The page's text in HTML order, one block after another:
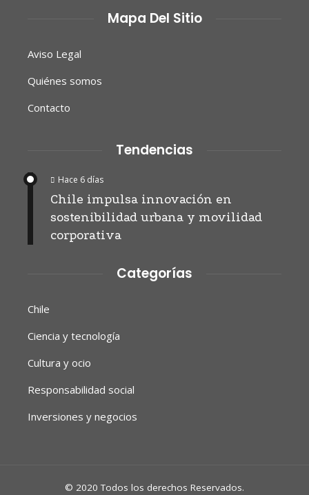
Mapa Del Sitio
Aviso Legal
Quiénes somos
Contacto
Tendencias
Hace 6 días
Chile impulsa innovación en
sostenibilidad urbana y movilidad
corporativa
Categorías
Chile
Ciencia y tecnología
Cultura y ocio
Responsabilidad social
Inversiones y negocios
© 2020 Todos los derechos Reservados.